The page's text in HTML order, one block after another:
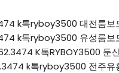
k톡ryboy3500 대전룸보
k톡ryboy3500 유성룸보
K톡RYBOY3500 둔
k톡ryboy3500 전주유